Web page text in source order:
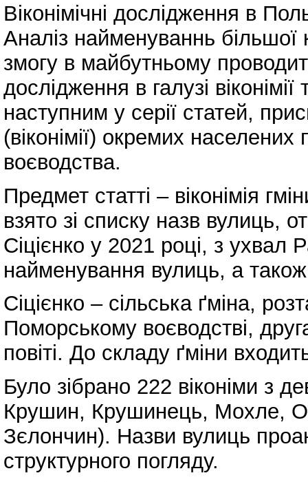
Віконімічні дослідження в
Аналіз найменуваннь більшої
змогу в майбутньому
дослідження в галузі
наступним у серії статей,
(віконімії) окремих
воєводства.
Предмет статті – віконімія
взято зі списку назв вулиць,
Сіцієнко у 2021 році, з ухвал
найменування вулиць, а також
Сіцієнко – сільська ґміна,
Поморському воєводстві,
повіті. До складу ґміни
Було зібрано 222 віконіми з
Крушин, Крушинець, Мохле,
Зєлончин). Назви вулиць
структурного погляду.